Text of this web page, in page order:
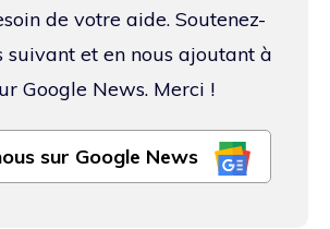
de votre aide. Soutenez-
suivant et en nous ajoutant à
Google News. Merci !
sur Google News